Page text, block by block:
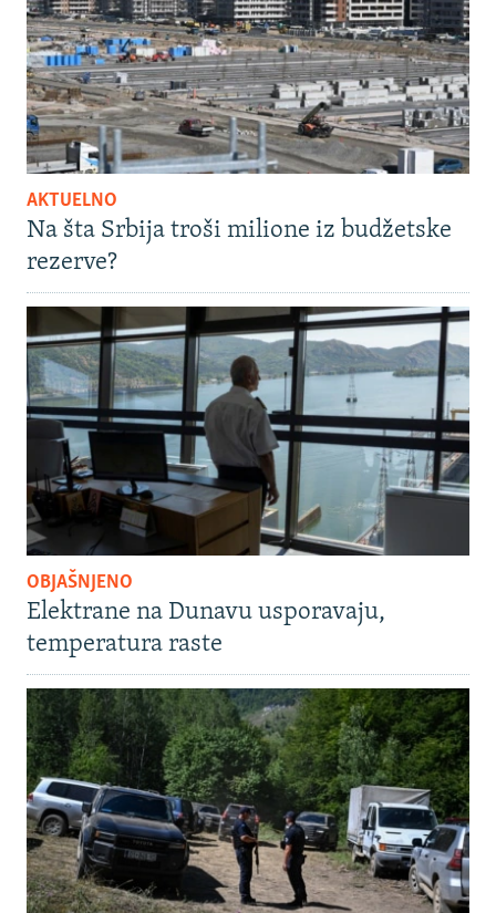
AKTUELNO
Na šta Srbija troši milione iz budžetske
rezerve?
OBJAŠNJENO
Elektrane na Dunavu usporavaju,
temperatura raste